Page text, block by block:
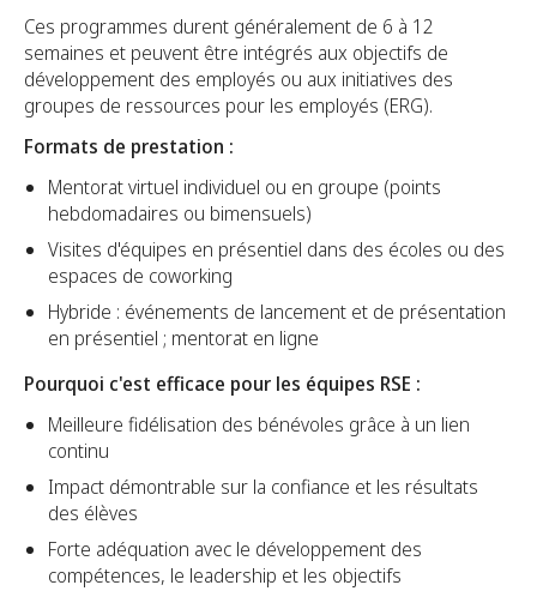
Ces programmes durent généralement de 6 à 12
semaines et peuvent être intégrés aux objectifs de
développement des employés ou aux initiatives des
groupes de ressources pour les employés (ERG).
Formats de prestation :
Mentorat virtuel individuel ou en groupe (points
hebdomadaires ou bimensuels)
Visites d'équipes en présentiel dans des écoles ou des
espaces de coworking
Hybride : événements de lancement et de présentation
en présentiel ; mentorat en ligne
Pourquoi c'est efficace pour les équipes RSE :
Meilleure fidélisation des bénévoles grâce à un lien
continu
Impact démontrable sur la confiance et les résultats
des élèves
Forte adéquation avec le développement des
compétences, le leadership et les objectifs